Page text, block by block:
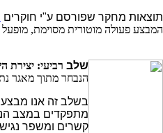
תוצאות מחקר שפורסם ע"י חוקרים
המבצע פעולה מוטורית מסוימת,
שלב רביעי: יצירת
הנבחר מתוך מאגר
בשלב זה אנו
מתפקדים במצב
קשרים ומשפר